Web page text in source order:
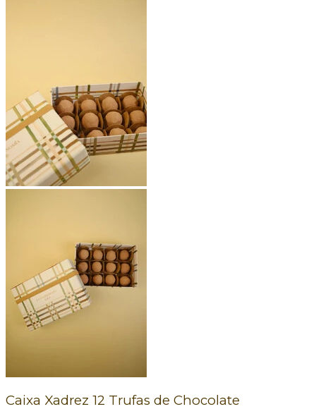
Caixa Xadrez 12 Trufas de Chocolate